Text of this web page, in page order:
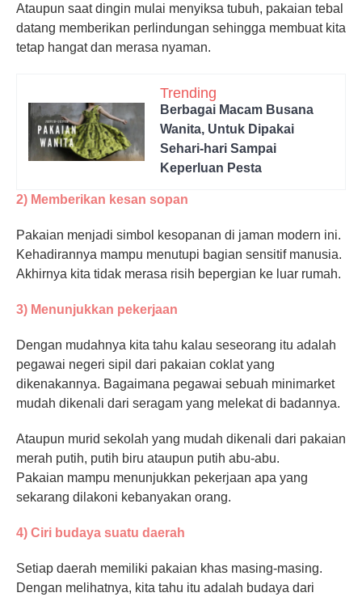
Ataupun saat dingin mulai menyiksa tubuh, pakaian tebal
datang memberikan perlindungan sehingga membuat kita
tetap hangat dan merasa nyaman.
Trending
Berbagai Macam Busana
Wanita, Untuk Dipakai
Sehari-hari Sampai
Keperluan Pesta
2) Memberikan kesan sopan
Pakaian menjadi simbol kesopanan di jaman modern ini.
Kehadirannya mampu menutupi bagian sensitif manusia.
Akhirnya kita tidak merasa risih bepergian ke luar rumah.
3) Menunjukkan pekerjaan
Dengan mudahnya kita tahu kalau seseorang itu adalah
pegawai negeri sipil dari pakaian coklat yang
dikenakannya. Bagaimana pegawai sebuah minimarket
mudah dikenali dari seragam yang melekat di badannya.
Ataupun murid sekolah yang mudah dikenali dari pakaian
merah putih, putih biru ataupun putih abu-abu.
Pakaian mampu menunjukkan pekerjaan apa yang
sekarang dilakoni kebanyakan orang.
4) Ciri budaya suatu daerah
Setiap daerah memiliki pakaian khas masing-masing.
Dengan melihatnya, kita tahu itu adalah budaya dari